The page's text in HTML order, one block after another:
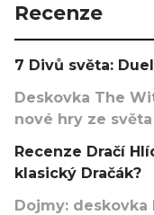
Recenze
7 Divů světa:
Deskovka The
nové hry ze
Recenze Dračí
klasický Dračák?
Dojmy: deskovka